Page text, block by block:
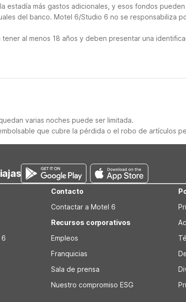
estadía más gastos adicionales, y esos fondos
del banco. Motel 6/Studio 6 no se responsabiliza
al menos 18 años y deben presentar una
varias noches puede ser limitada.
que cubre la pérdida o el robo de artículos
Contacto
Contactar a Motel 6
Recursos corporativos
Empleos
Franquicias
Sala de prensa
Nuestro compromiso ESG